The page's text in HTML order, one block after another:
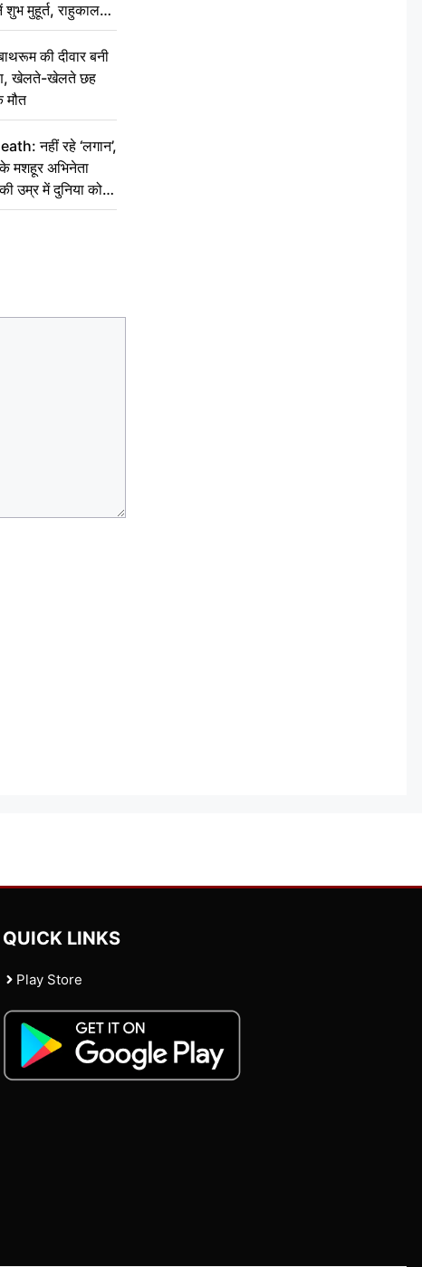
मुहूर्त, राहुकाल
की दीवार बनी
खेलते-खेलते छह
मौत
नहीं रहे ‘लगान’,
के मशहूर अभिनेता
उम्र में दुनिया को
QUICK LINKS
Play Store